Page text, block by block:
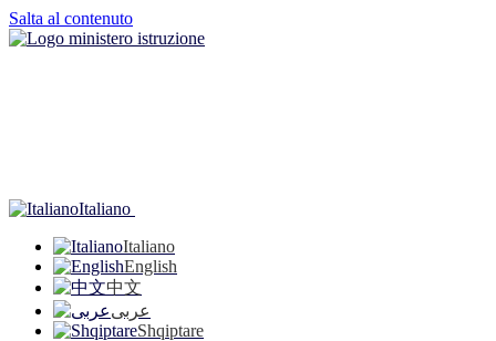
Salta al contenuto
Italiano
Italiano
English
中文
عربى
Shqiptare